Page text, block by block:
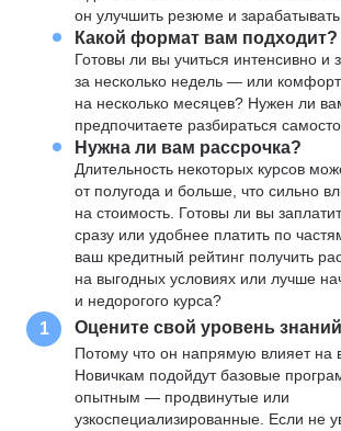
он улучшить резюме и
Какой формат вам подходит?
Готовы ли вы учиться интенсивно и
за несколько недель — или
на несколько месяцев? Нужен ли
предпочитаете разбираться
Нужна ли вам рассрочка?
Длительность некоторых курсов
от полугода и больше, что сильно
на стоимость. Готовы ли вы
сразу или удобнее платить по
ваш кредитный рейтинг получить
на выгодных условиях или лучше
и недорогого курса?
1 Оцените свой уровень знаний
Потому что он напрямую влияет на
Новичкам подойдут базовые
опытным — продвинутые или
узкоспециализированные. Если не